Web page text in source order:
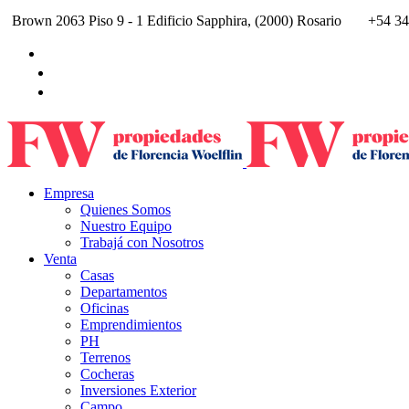
Brown 2063 Piso 9 - 1 Edificio Sapphira, (2000) Rosario +54
Empresa
Quienes Somos
Nuestro Equipo
Trabajá con Nosotros
Venta
Casas
Departamentos
Oficinas
Emprendimientos
PH
Terrenos
Cocheras
Inversiones Exterior